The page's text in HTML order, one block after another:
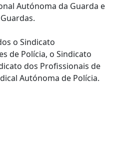
Autónoma da Guarda e
o Sindicato
de Polícia, o Sindicato
dos Profissionais de
Autónoma de Polícia.